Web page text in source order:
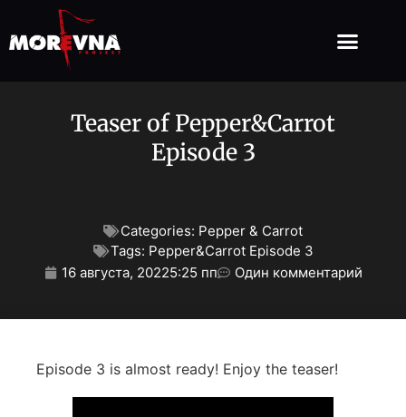
Teaser of Pepper&Carrot
Episode 3
Categories: Pepper & Carrot
Tags: Pepper&Carrot Episode 3
16 августа, 20225:25 пп Один комментарий
Episode 3 is almost ready! Enjoy the teaser!